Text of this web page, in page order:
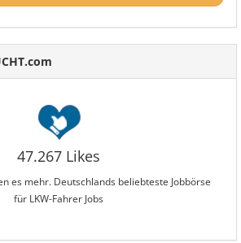
47.267 Likes
es mehr. Deutschlands beliebteste Jobbörse
für LKW-Fahrer Jobs